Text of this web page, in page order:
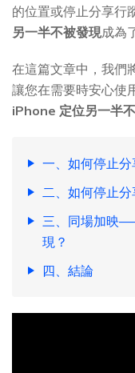
的位置或停止分享行
另一半不被發現成為
在這篇文章中，我們
讓您在需要時安心使
iPhone 定位另一半
一、如何停止分
二、如何停止
三、同場加映
現？
四、結論